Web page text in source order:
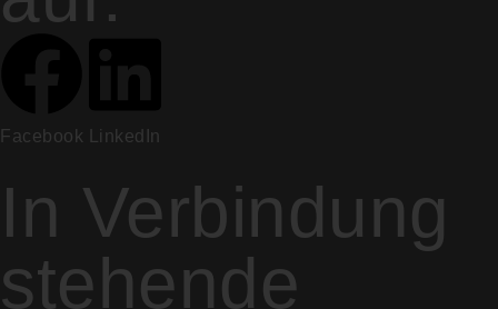
Facebook LinkedIn
In Verbindung
stehende